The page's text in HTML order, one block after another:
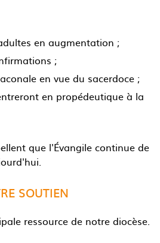
en augmentation ;
;
en vue du sacerdoce ;
en propédeutique à la
que l'Évangile continue de
SOUTIEN
ressource de notre diocèse.